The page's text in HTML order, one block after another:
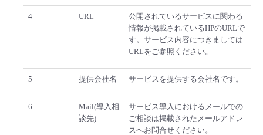
4 URL
公開されているサービスに関わる
情報が掲載されているHPのURLで
す。サービス内容につきましては
URLをご参照ください。
5 提供会社名 サービスを提供する会社名です。
6
Mail(導入相
談先)
サービス導入におけるメールでの
ご相談は掲載されたメールアドレ
スへお問合せください。